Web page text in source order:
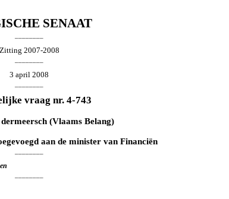
SENAAT
Zitting 2007-2008
3 april 2008
vraag nr. 4-743
(Vlaams Belang)
aan de minister van Financiën